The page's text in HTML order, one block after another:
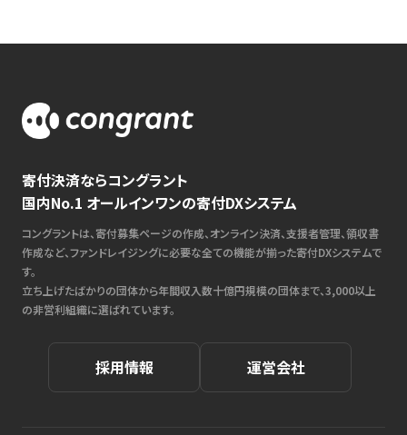
寄付決済ならコングラント
国内No.1 オールインワンの寄付DXシステム
コングラントは、寄付募集ページの作成、オンライン決済、支援者管理、領収書
作成など、ファンドレイジングに必要な全ての機能が揃った寄付DXシステムで
す。
立ち上げたばかりの団体から年間収入数十億円規模の団体まで、3,000以上
の非営利組織に選ばれています。
採用情報 運営会社